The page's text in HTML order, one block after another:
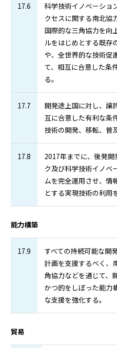
17.6
科学技術イノベーショ
クセスに関する南北協
国際的な三角協力を向
ルをはじめとする既存
や、全世界的な技術促
て、相互に合意した条
る。
17.7
開発途上国に対し、譲
互に合意した有利な条
技術の開発、移転、普
17.8
2017年までに、後発
ク及び科学技術イノベ
ムを完全運用させ、情
とする実現技術の利用
能力構築
17.9
すべての持続可能な開
計画を支援するべく、
角協力などを通じて、
かつ的をしぼった能力
な支援を強化する。
貿易